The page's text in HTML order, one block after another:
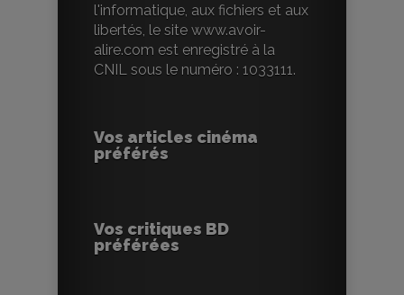
l'informatique, aux fichiers et aux
libertés, le site www.avoir-
alire.com est enregistré à la
CNIL sous le numéro : 1033111.
Vos articles cinéma
préférés
Vos critiques BD
préférées